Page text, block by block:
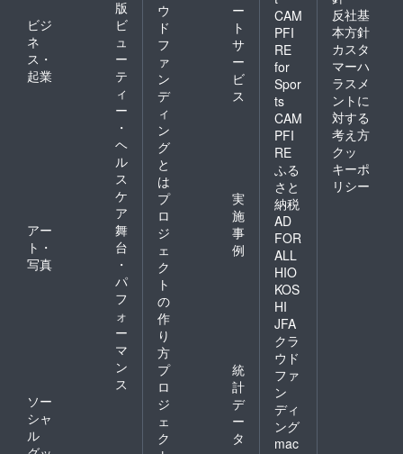
版
ビジ
ネ
ス・
起業
ビ
ュ
ー
テ
ィ
ー
・
ヘ
ル
ス
ケ
ア
アー
ト・
写真
舞
台
・
パ
フ
ォ
ー
マ
ン
ス
ソー
シャ
ル
ウ
ド
フ
ァ
ン
デ
ィ
ン
グ
と
は
ー
ト
サ
ー
ビ
ス
プ
ロ
ジ
ェ
ク
ト
の
作
り
方
実
施
事
例
プ
ロ
ジ
ェ
ク
統
計
デ
ー
タ
CAM
PFI
RE
for
Spor
ts
CAM
PFI
RE
ふる
さと
納税
AD
FOR
ALL
HIO
KOS
HI
JFA
クラ
ウド
ファ
ン
ディ
ング
mac
反社基
本方針
カスタ
マーハ
ラスメ
ントに
対する
考え方
クッ
キーポ
リシー